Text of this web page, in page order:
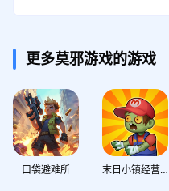
更多莫邪游戏的游戏
口袋避难所 末日小镇经营指北